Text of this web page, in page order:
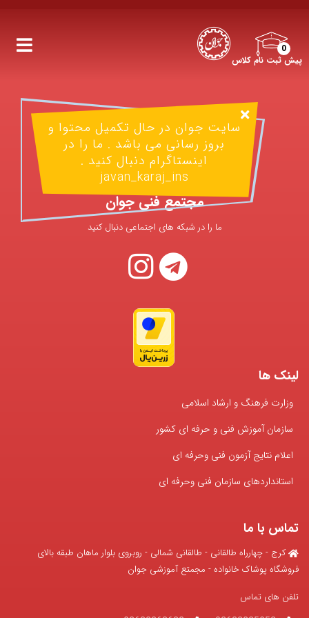
0
پیش ثبت نام کلاس
سایت جوان در حال تکمیل محتوا و
بروز رسانی می باشد . ما را در
اینستاگرام دنبال کنید .
javan_karaj_ins
مجتمع فنی جوان
ما را در شبکه های اجتماعی دنبال کنید
لینک ها
وزارت فرهنگ و ارشاد اسلامی
سازمان آموزش فنی و حرفه ای کشور
اعلام نتایج آزمون فنی وحرفه ای
استانداردهای سازمان فنی وحرفه ای
تماس با ما
کرج - چهارراه طالقانی - طالقانی شمالی - روبروی بلوار ماهان طبقه بالای
فروشگاه پوشاک خانواده - مجمتع آموزشی جوان
تلفن های تماس